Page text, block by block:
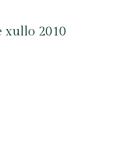
xullo 2010